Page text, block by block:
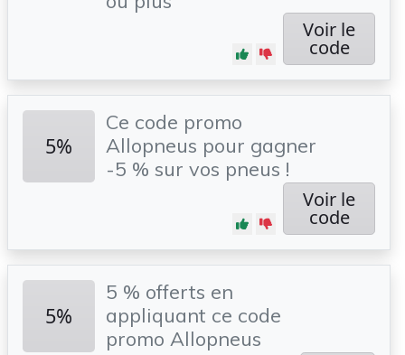
Voir le
code
5%
Ce code promo
Allopneus pour gagner
-5 % sur vos pneus !
Voir le
code
5%
5 % offerts en
appliquant ce code
promo Allopneus